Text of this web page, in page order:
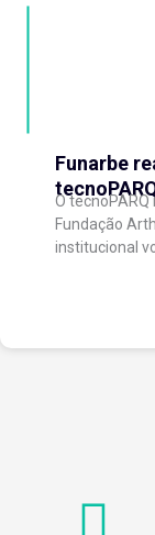
Funarbe
gestão da
O
Fundação
institucional